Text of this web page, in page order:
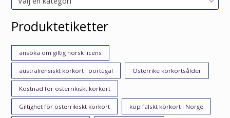
Produktetiketter
ansöka om giltig norsk licens
australiensiskt körkort i portugal Österrike körkortsålder
Kostnad för österrikiskt körkort
Giltighet för österrikiskt körkort köp falskt körkort i Norge